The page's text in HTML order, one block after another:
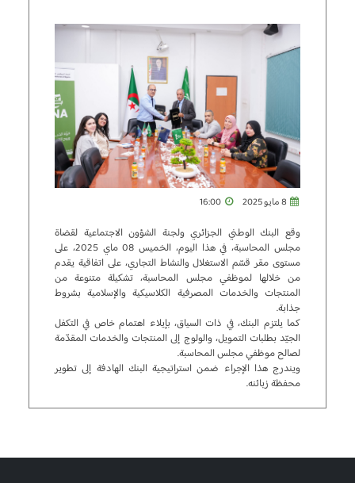
وقع البنك الوطني الجزائري ولجنة الشؤون الاجتماعية لقضاة
مجلس المحاسبة، في هذا اليوم، الخميس 08 ماي 2025، على
مستوى مقر قسّم الاستغلال والنشاط التجاري، على اتفاقية يقدم
من خلالها لموظفي مجلس المحاسبة، تشكيلة متنوعة من
المنتجات والخدمات المصرفية الكلاسيكية والإسلامية بشروط
جذابة.
كما يلتزم البنك، في ذات السياق، بإيلاء اهتمام خاص في التكفل
الجيّد بطلبات التمويل، والولوج إلى المنتجات والخدمات المقدّمة
لصالح موظفي مجلس المحاسبة.
ويندرج هذا الإجراء ضمن استراتيجية البنك الهادفة إلى تطوير
محفظة زبائنه.